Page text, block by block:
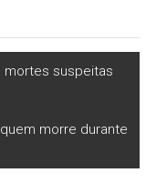
mortes suspeitas
morre durante